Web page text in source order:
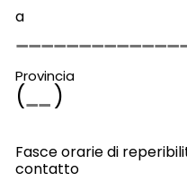
a
Provincia
( )
Fasce orarie di
contatto